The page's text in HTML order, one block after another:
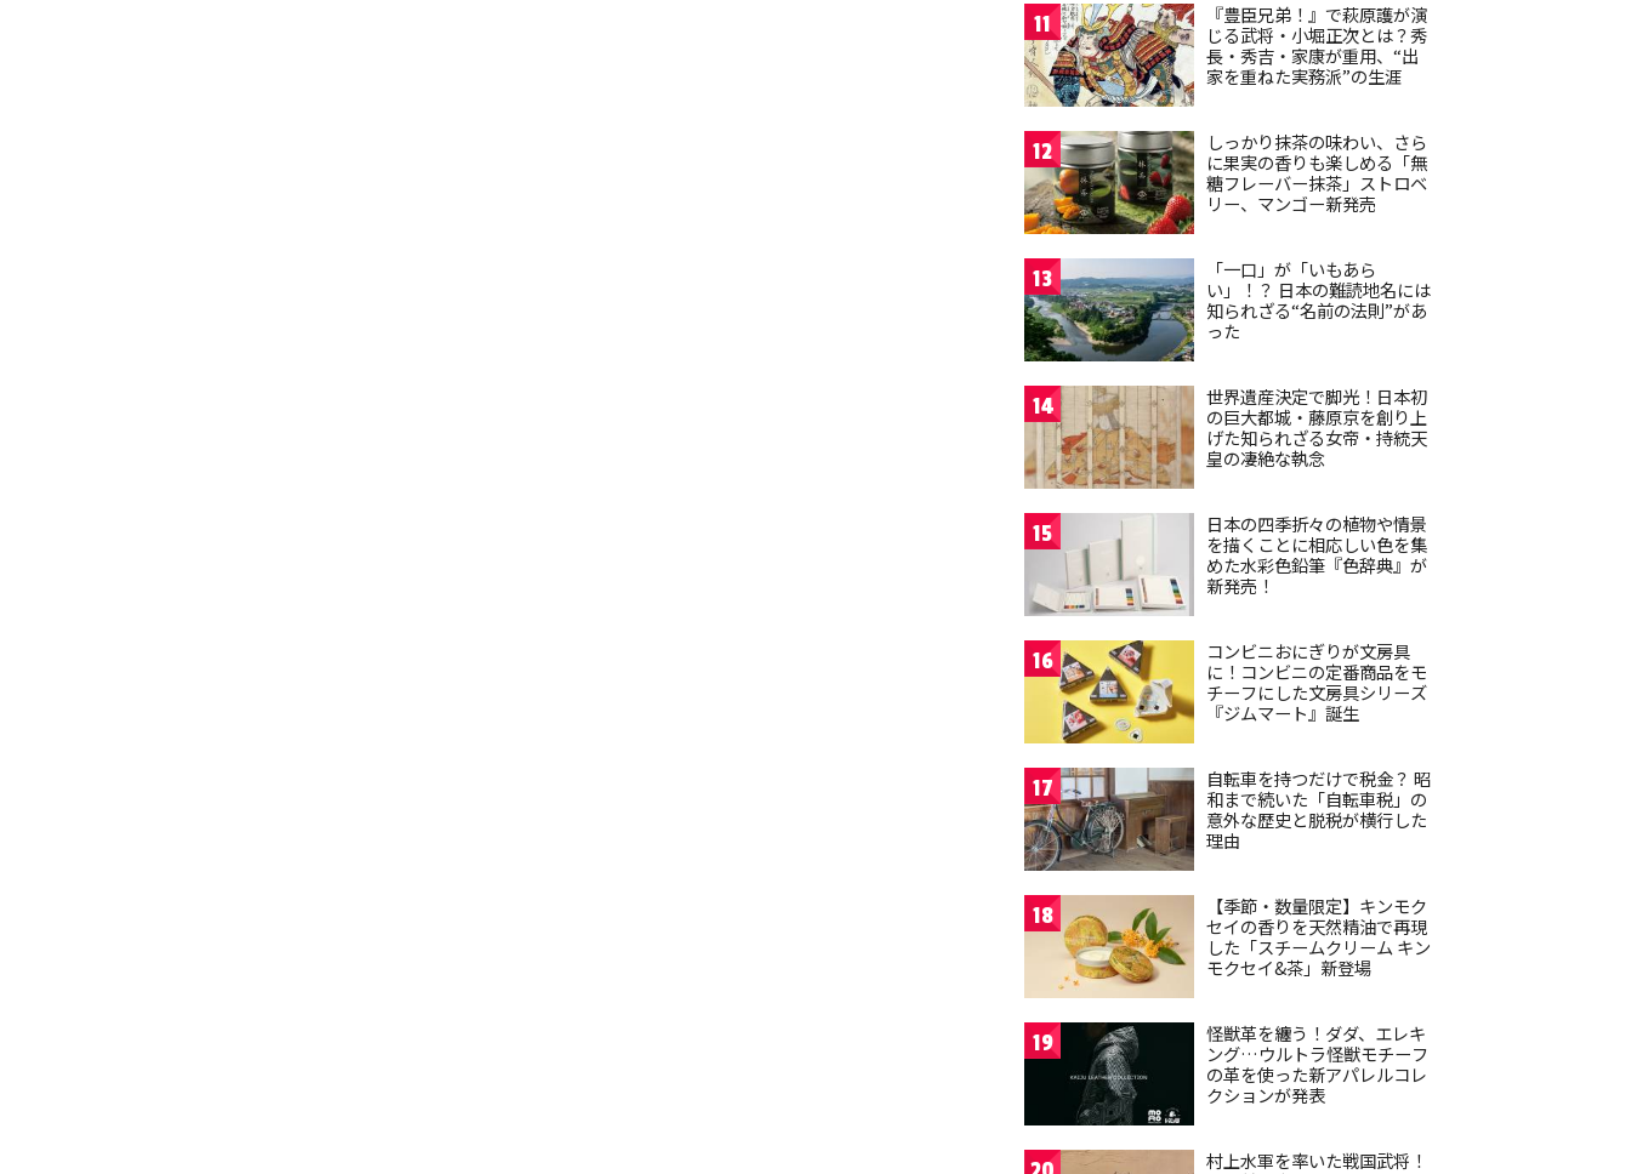
11
『豊臣兄弟！』で萩原護が演
じる武将・小堀正次とは？秀
長・秀吉・家康が重用、“出
家を重ねた実務派”の生涯
12
しっかり抹茶の味わい、さら
に果実の香りも楽しめる「無
糖フレーバー抹茶」ストロベ
リー、マンゴー新発売
13
「一口」が「いもあら
い」！？ 日本の難読地名には
知られざる“名前の法則”があ
った
14
世界遺産決定で脚光！日本初
の巨大都城・藤原京を創り上
げた知られざる女帝・持統天
皇の凄絶な執念
15
日本の四季折々の植物や情景
を描くことに相応しい色を集
めた水彩色鉛筆『色辞典』が
新発売！
16
コンビニおにぎりが文房具
に！コンビニの定番商品をモ
チーフにした文房具シリーズ
『ジムマート』誕生
17
自転車を持つだけで税金？ 昭
和まで続いた「自転車税」の
意外な歴史と脱税が横行した
理由
18
【季節・数量限定】キンモク
セイの香りを天然精油で再現
した「スチームクリーム キン
モクセイ&茶」新登場
19
怪獣革を纏う！ダダ、エレキ
ング…ウルトラ怪獣モチーフ
の革を使った新アパレルコレ
クションが発表
村上水軍を率いた戦国武将！